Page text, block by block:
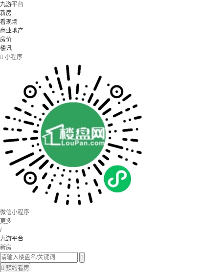
九游平台
新房
看现场
商业地产
房价
楼讯
 小程序
微信小程序
更多
/
九游平台
新房

 预约看房